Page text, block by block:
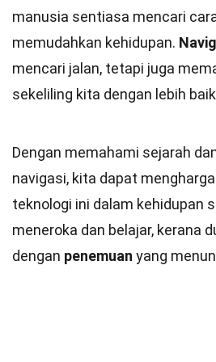
manusia sentiasa mencari
memudahkan kehidupan.
mencari jalan, tetapi juga
sekeliling kita dengan lebih
Dengan memahami sejarah
navigasi, kita dapat
teknologi ini dalam kehidupan
meneroka dan belajar, kerana
dengan penemuan yang